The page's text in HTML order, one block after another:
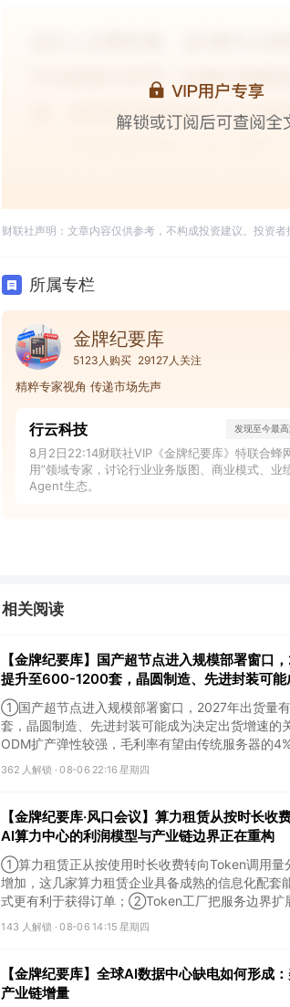
财联社声明：文章内容仅供参考，不构成投资建议。投资者
所属专栏
金牌纪要库
5123人购买 29127人关注
精粹专家视角 传递市场先声
行云科技 发现至今最
8月2日22:14财联社VIP《金牌纪要库》特联合蜂
用”领域专家，讨论行业业务版图、商业模式、业
Agent生态。
相关阅读
【金牌纪要库】国产超节点进入规模部署窗口
提升至600-1200套，晶圆制造、先进封装可能
关键环节
①国产超节点进入规模部署窗口，2027年出货量
套，晶圆制造、先进封装可能成为决定出货增速
ODM扩产弹性较强，毛利率有望由传统服务器的
10%-15%，这两家公司占据整机市场的核心份额
由送样验证逐步进入小批量应用，中低速率产品
362 人解锁 ·08-06 22:16 星期四
【金牌纪要库·风口会议】算力租赁从按时长收
AI算力中心的利润模型与产业链边界正在重构
①算力租赁正从按使用时长收费转向Token调用量
增加，这几家算力租赁企业具备成熟的信息化配套
式更有利于获得订单；②Token工厂把服务边界扩
计费和安全，这类具备网络安全配套和底层模型适
Token工厂建设；③高端训练卡仍受供给约束，AI
143 人解锁 ·08-06 14:15 星期四
【金牌纪要库】全球AI数据中心缺电如何形成
产业链增量